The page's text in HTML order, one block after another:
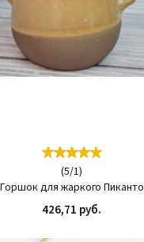
(5/1)
Горшок для жаркого Пиканто
426,71 руб.